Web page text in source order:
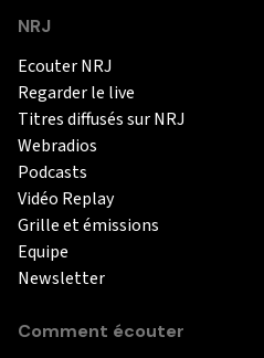
NRJ
Ecouter NRJ
Regarder le live
Titres diffusés sur NRJ
Webradios
Podcasts
Vidéo Replay
Grille et émissions
Equipe
Newsletter
Comment écouter